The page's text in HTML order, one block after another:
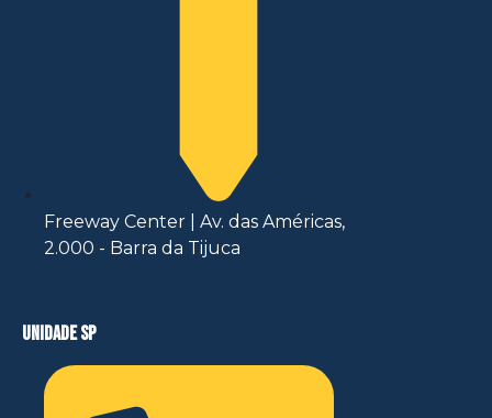
Freeway Center | Av. das Américas,
2.000 - Barra da Tijuca
unidade sp